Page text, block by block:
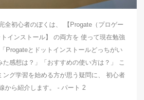
全初心者のぼくは、 【Progate（プロゲー
トインストール】 の両方を 使って現在勉強
Progateとドットインストールどっちがい
た感想は？」「おすすめの使い方は？」 こ
ング学習を始める方が思う疑問に、 初心者
から紹介します。 - パート 2